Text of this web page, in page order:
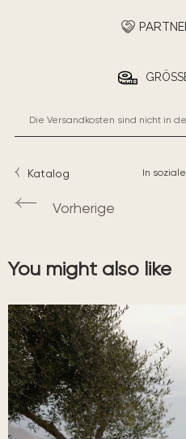
Die Versandkosten sind nicht in
Katalog In
Vorherige
You might also like